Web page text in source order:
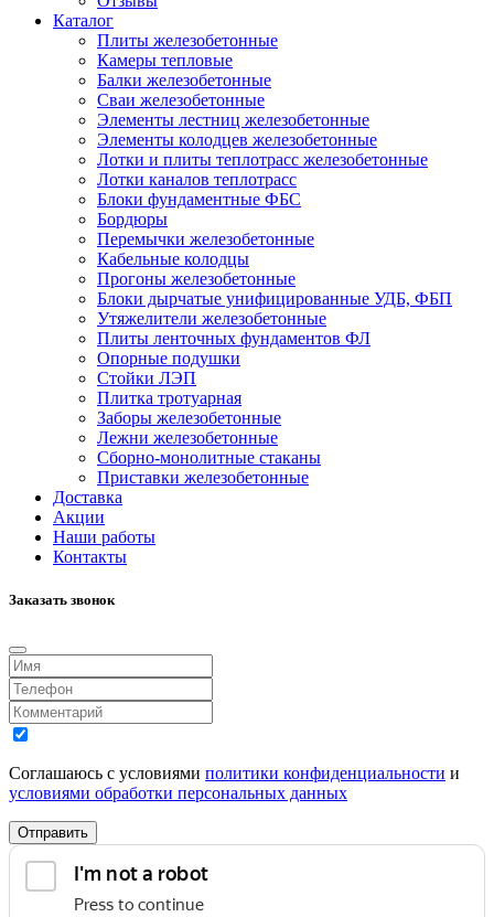
Каталог
Плиты железобетонные
Камеры тепловые
Балки железобетонные
Сваи железобетонные
Элементы лестниц железобетонные
Элементы колодцев железобетонные
Лотки и плиты теплотрасс железобетонные
Лотки каналов теплотрасс
Блоки фундаментные ФБС
Бордюры
Перемычки железобетонные
Кабельные колодцы
Прогоны железобетонные
Блоки дырчатые унифицированные УДБ, ФБП
Утяжелители железобетонные
Плиты ленточных фундаментов ФЛ
Опорные подушки
Стойки ЛЭП
Плитка тротуарная
Заборы железобетонные
Лежни железобетонные
Сборно-монолитные стаканы
Приставки железобетонные
Доставка
Акции
Наши работы
Контакты
Заказать звонок
Соглашаюсь с условиями политики конфиденциальности и
условиями обработки персональных данных
Отправить